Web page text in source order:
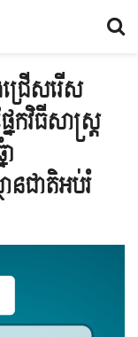
រើសរើស
កវិធីសាស្រ្ត
នជាតិអប់រំ